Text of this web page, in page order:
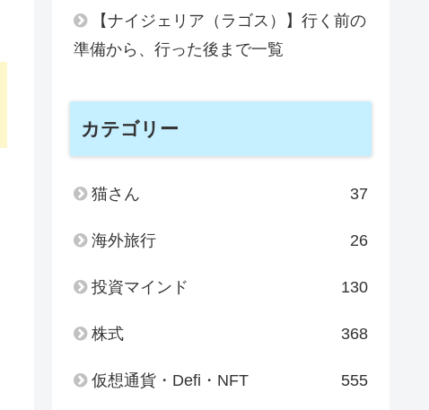
【ナイジェリア（ラゴス）】行く前の
準備から、行った後まで一覧
カテゴリー
猫さん 37
海外旅行 26
投資マインド 130
株式 368
仮想通貨・Defi・NFT 555